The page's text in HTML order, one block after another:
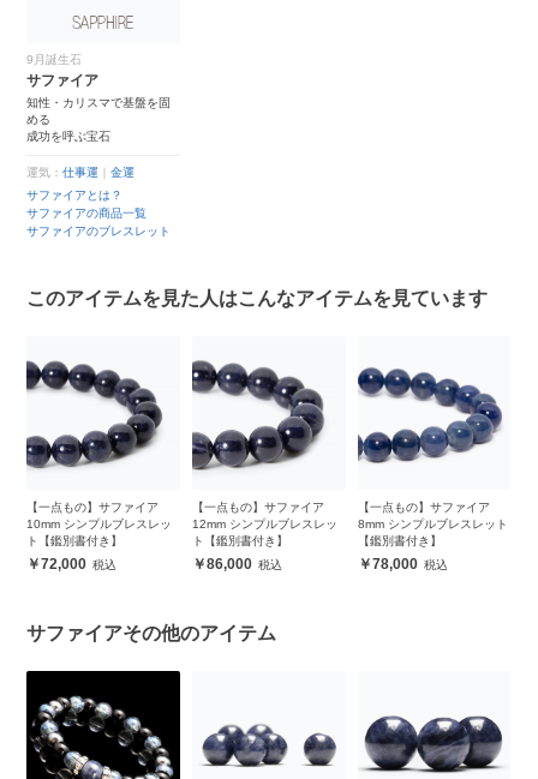
9月誕生石
サファイア
知性・カリスマで基盤を固
める
成功を呼ぶ宝石
運気：仕事運 ｜金運
サファイアとは？
サファイアの商品一覧
サファイアのブレスレット
このアイテムを見た人はこんなアイテムを見ています
【一点もの】サファイア
10mm シンプルブレスレッ
ト【鑑別書付き】
72,000
【一点もの】サファイア
12mm シンプルブレスレッ
ト【鑑別書付き】
86,000
【一点もの】サファイア
8mm シンプルブレスレット
【鑑別書付き】
78,000
サファイアその他のアイテム